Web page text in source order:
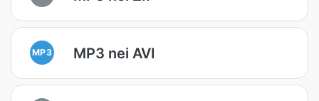
MP3 MP3 nei AVI